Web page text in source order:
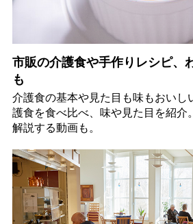
市販の介護食や手作りレシピ、
も
介護食の基本や見た目も味もおいし
護食を食べ比べ、味や見た目を紹介
解説する動画も。